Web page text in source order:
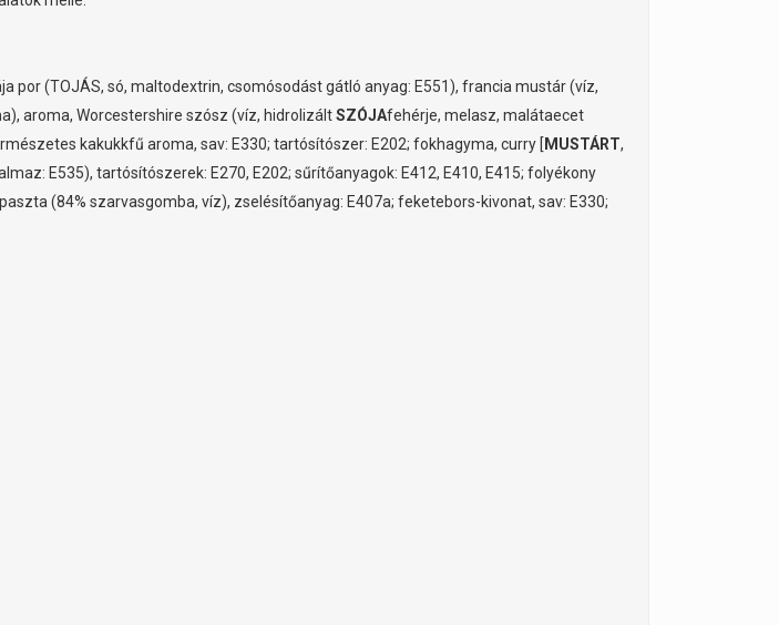
por (TOJÁS, só, maltodextrin, csomósodást gátló anyag: E551), francia mustár (víz,
aroma, Worcestershire szósz (víz, hidrolizáltSZÓJAfehérje, melasz, malátaecet
kakukkfű aroma, sav: E330; tartósítószer: E202; fokhagyma, curry [ MUSTÁRT,
E535), tartósítószerek: E270, E202; sűrítőanyagok: E412, E410, E415; folyékony
(84% szarvasgomba, víz), zselésítőanyag: E407a; feketebors-kivonat, sav: E330;